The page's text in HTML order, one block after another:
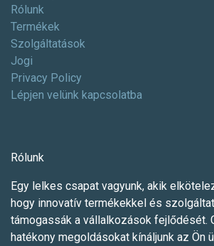
Rólunk
Termékek
Szolgáltatások
Jogi
Privacy Policy
Lépjen velünk kapcsolatba
Rólunk
Egy lelkes csapat vagyunk, akik
hogy innovatív termékekkel és
támogassák a vállalkozások fejlődését.
hatékony megoldásokat kínáljunk az Ön